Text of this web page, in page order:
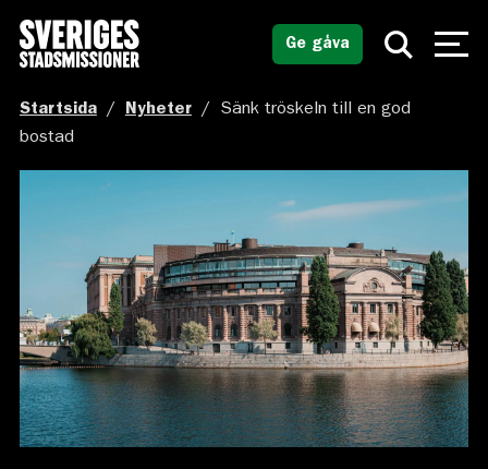
Ge gåva
Startsida / Nyheter /
Sänk tröskeln till en god
bostad